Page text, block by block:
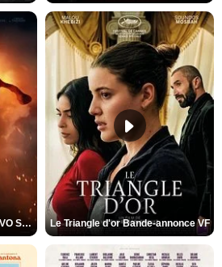
L'Odyssée Bande-annonce VO STFR Le Triangle d'or Bande-annonce VF